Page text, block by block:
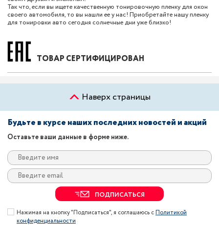
Так что, если вы ищете качественную тонировочную пленку для окон
своего автомобиля, то вы нашли ее у нас! Приобретайте нашу пленку
для тонировки авто сегодня солнечные дни уже близко!
ТОВАР СЕРТИФИЦИРОВАН
Наверх страницы
Будьте в курсе наших последних новостей и акций
Оставьте ваши данные в форме ниже.
ПОДПИСАТЬСЯ
Нажимая на кнопку "Подписаться", я соглашаюсь сПолитикой
конфиденциальности